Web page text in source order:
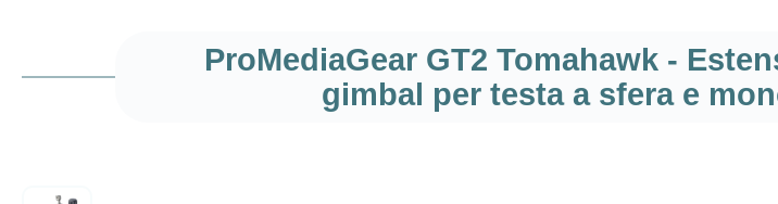
ProMediaGear GT2 Tomahawk -
gimbal per testa a sfera e